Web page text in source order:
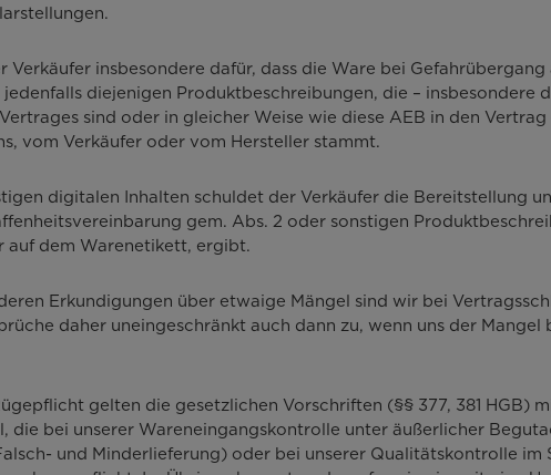
insbesondere dafür, dass die Ware bei
diejenigen Produktbeschreibungen, die – insbesondere
sind oder in gleicher Weise wie diese AEB in den
vom Verkäufer oder vom Hersteller stammt.
digitalen Inhalten schuldet der Verkäufer die Bereitstellung
gem. Abs. 2 oder sonstigen
auf dem Warenetikett, ergibt.
Erkundigungen über etwaige Mängel sind wir bei
daher uneingeschränkt auch dann zu, wenn uns der
gelten die gesetzlichen Vorschriften (§§ 377, 381 HGB)
die bei unserer Wareneingangskontrolle unter äußerlicher
und Minderlieferung) oder bei unserer Qualitätskontrolle